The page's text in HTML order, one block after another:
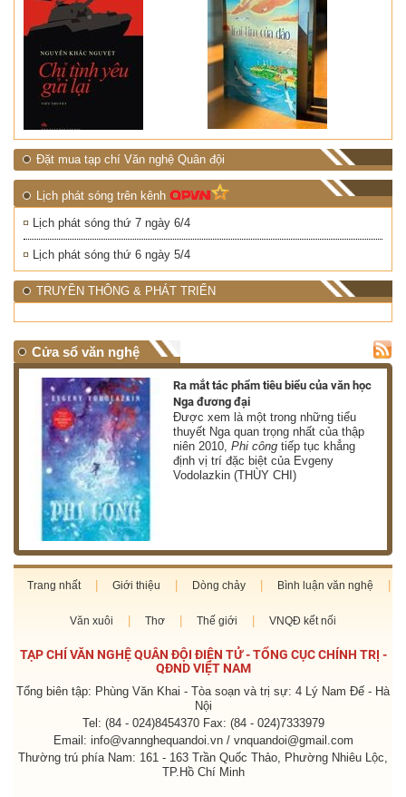
Đặt mua tạp chí Văn nghệ Quân đội
Lịch phát sóng trên kênh
Lịch phát sóng thứ 7 ngày 6/4
Lịch phát sóng thứ 6 ngày 5/4
TRUYỀN THÔNG & PHÁT TRIỂN
Cửa sổ văn nghệ
Ra mắt tác phẩm tiêu biểu của văn học
Nga đương đại
Được xem là một trong những tiểu
thuyết Nga quan trọng nhất của thập
niên 2010,Phi công tiếp tục khẳng
định vị trí đặc biệt của Evgeny
Vodolazkin (THÙY CHI)
Trang nhất Giới thiệu Dòng chảy Bình luận văn nghệ
Văn xuôi Thơ Thế giới VNQĐ kết nối
TẠP CHÍ VĂN NGHỆ QUÂN ĐỘI ĐIỆN TỬ - TỔNG CỤC CHÍNH TRỊ -
QĐND VIỆT NAM
Tổng biên tập: Phùng Văn Khai - Tòa soạn và trị sự: 4 Lý Nam Đế - Hà
Nội
Tel: (84 - 024)8454370 Fax: (84 - 024)7333979
Email: info@vannghequandoi.vn / vnquandoi@gmail.com
Thường trú phía Nam: 161 - 163 Trần Quốc Thảo, Phường Nhiêu Lộc,
TP.Hồ Chí Minh